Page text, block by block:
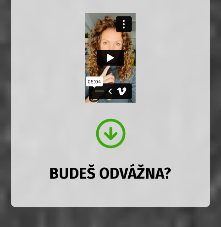
BUDEŠ ODVÁŽNA?